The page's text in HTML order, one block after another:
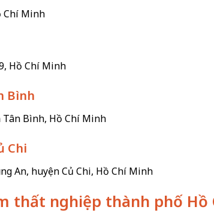
Chí Minh
Hồ Chí Minh
Bình
Tân Bình, Hồ Chí Minh
Chi
An, huyện Củ Chi, Hồ Chí Minh
thất nghiệp thành phố Hồ